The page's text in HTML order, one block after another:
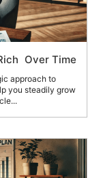
Over Time
approach to
you steadily grow